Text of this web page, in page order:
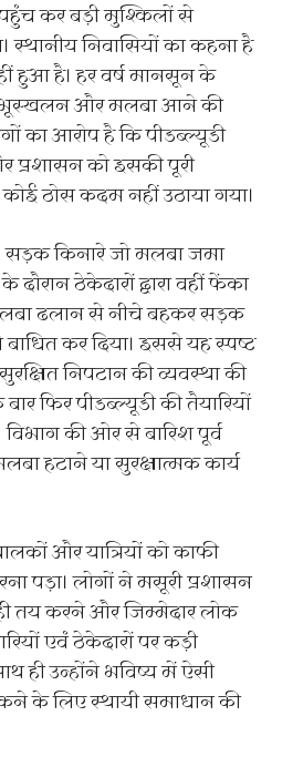
कर बड़ी मुश्किलों से
स्थानीय निवासियों का कहना है
हुआ है। हर वर्ष मानसून के
भूस्खलन और मलबा आने की
का आरोप है कि पीडब्ल्यूडी
प्रशासन को इसकी पूरी
ठोस कदम नहीं उठाया गया।
सड़क किनारे जो मलबा जमा
दौरान ठेकेदारों द्वारा वहीं फेंका
ढलान से नीचे बहकर सड़क
कर दिया। इससे यह स्पष्ट
निपटान की व्यवस्था की
फिर पीडब्ल्यूडी की तैयारियों
की ओर से बारिश पूर्व
हटाने या सुरक्षात्मक कार्य
और यात्रियों को काफी
पड़ा। लोगों ने मसूरी प्रशासन
तय करने और जिम्मेदार लोक
एवं ठेकेदारों पर कड़ी
ही उन्होंने भविष्य में ऐसी
के लिए स्थायी समाधान की